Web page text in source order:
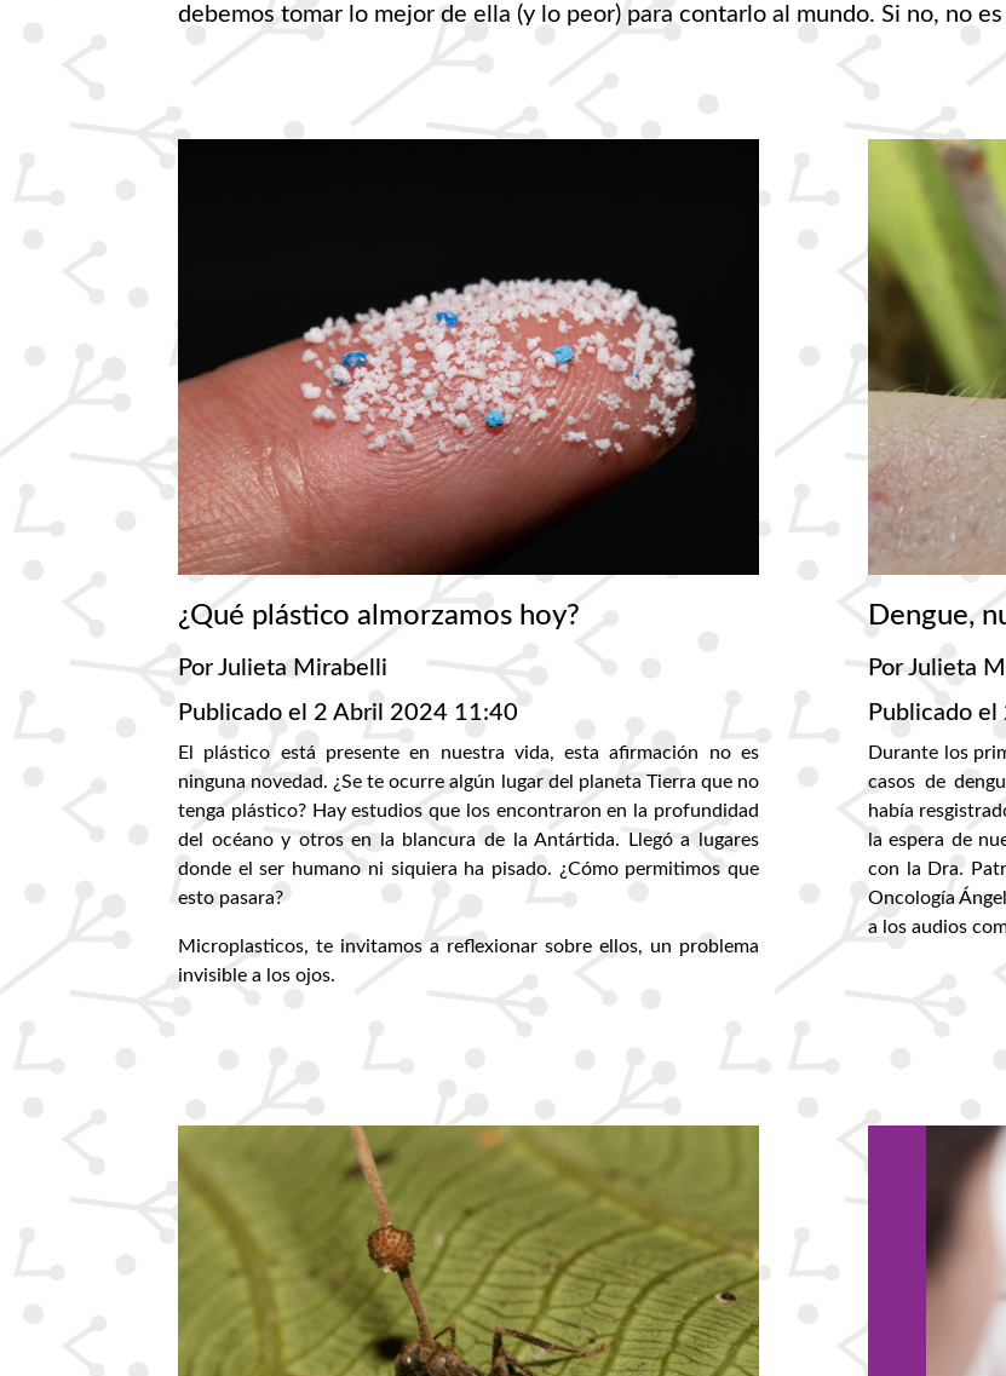
debemos tomar lo mejor de ella (y lo peor) para contarlo al mundo. Si no, no
¿Qué plástico almorzamos hoy?
Por Julieta Mirabelli
Publicado el 2 Abril 2024 11:40
El plástico está presente en nuestra vida, esta afirmación no es
ninguna novedad. ¿Se te ocurre algún lugar del planeta Tierra que no
tenga plástico? Hay estudios que los encontraron en la profundidad
del océano y otros en la blancura de la Antártida. Llegó a lugares
donde el ser humano ni siquiera ha pisado. ¿Cómo permitimos que
esto pasara?
Microplasticos, te invitamos a reflexionar sobre ellos, un problema
invisible a los ojos.
Dengue,
Por Julieta
Publicado
Durante los
casos de
había
la espera de
con la Dra.
Oncología
a los audios